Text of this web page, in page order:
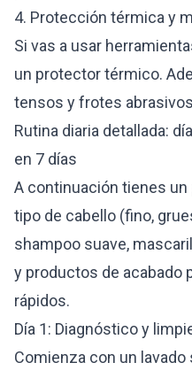
4. Protección térmica y
Si vas a usar
un protector térmico.
tensos y frotes
Rutina diaria detallada:
en 7 días
A continuación tienes un
tipo de cabello (fino,
shampoo suave,
y productos de acabado
rápidos.
Día 1: Diagnóstico y
Comienza con un lavado